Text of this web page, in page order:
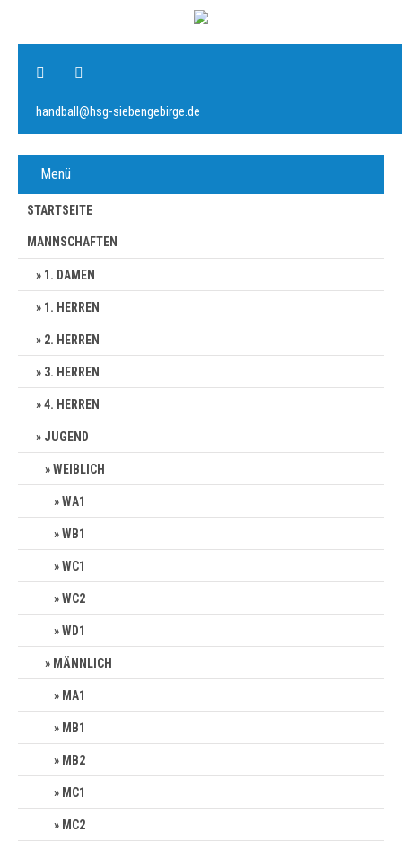
handball@hsg-siebengebirge.de
Menü
STARTSEITE
MANNSCHAFTEN
1. DAMEN
1. HERREN
2. HERREN
3. HERREN
4. HERREN
JUGEND
WEIBLICH
WA1
WB1
WC1
WC2
WD1
MÄNNLICH
MA1
MB1
MB2
MC1
MC2